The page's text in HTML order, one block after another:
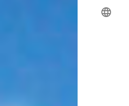
language